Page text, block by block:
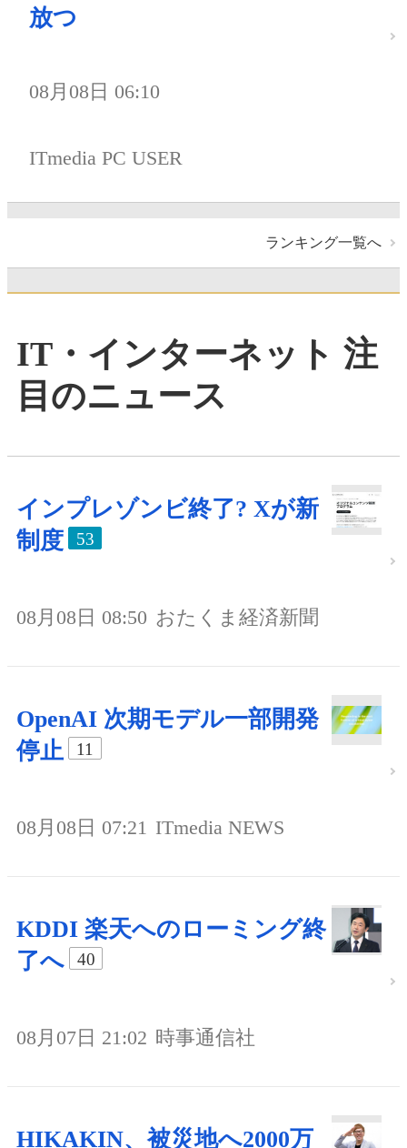
放つ
08月08日 06:10
ITmedia PC USER
ランキング一覧へ
IT・インターネット 注
目のニュース
インプレゾンビ終了? Xが新
制度
53
08月08日 08:50 おたくま経済新聞
OpenAI 次期モデル一部開発
停止
11
08月08日 07:21 ITmedia NEWS
KDDI 楽天へのローミング終
了へ
40
08月07日 21:02 時事通信社
HIKAKIN、被災地へ2000万